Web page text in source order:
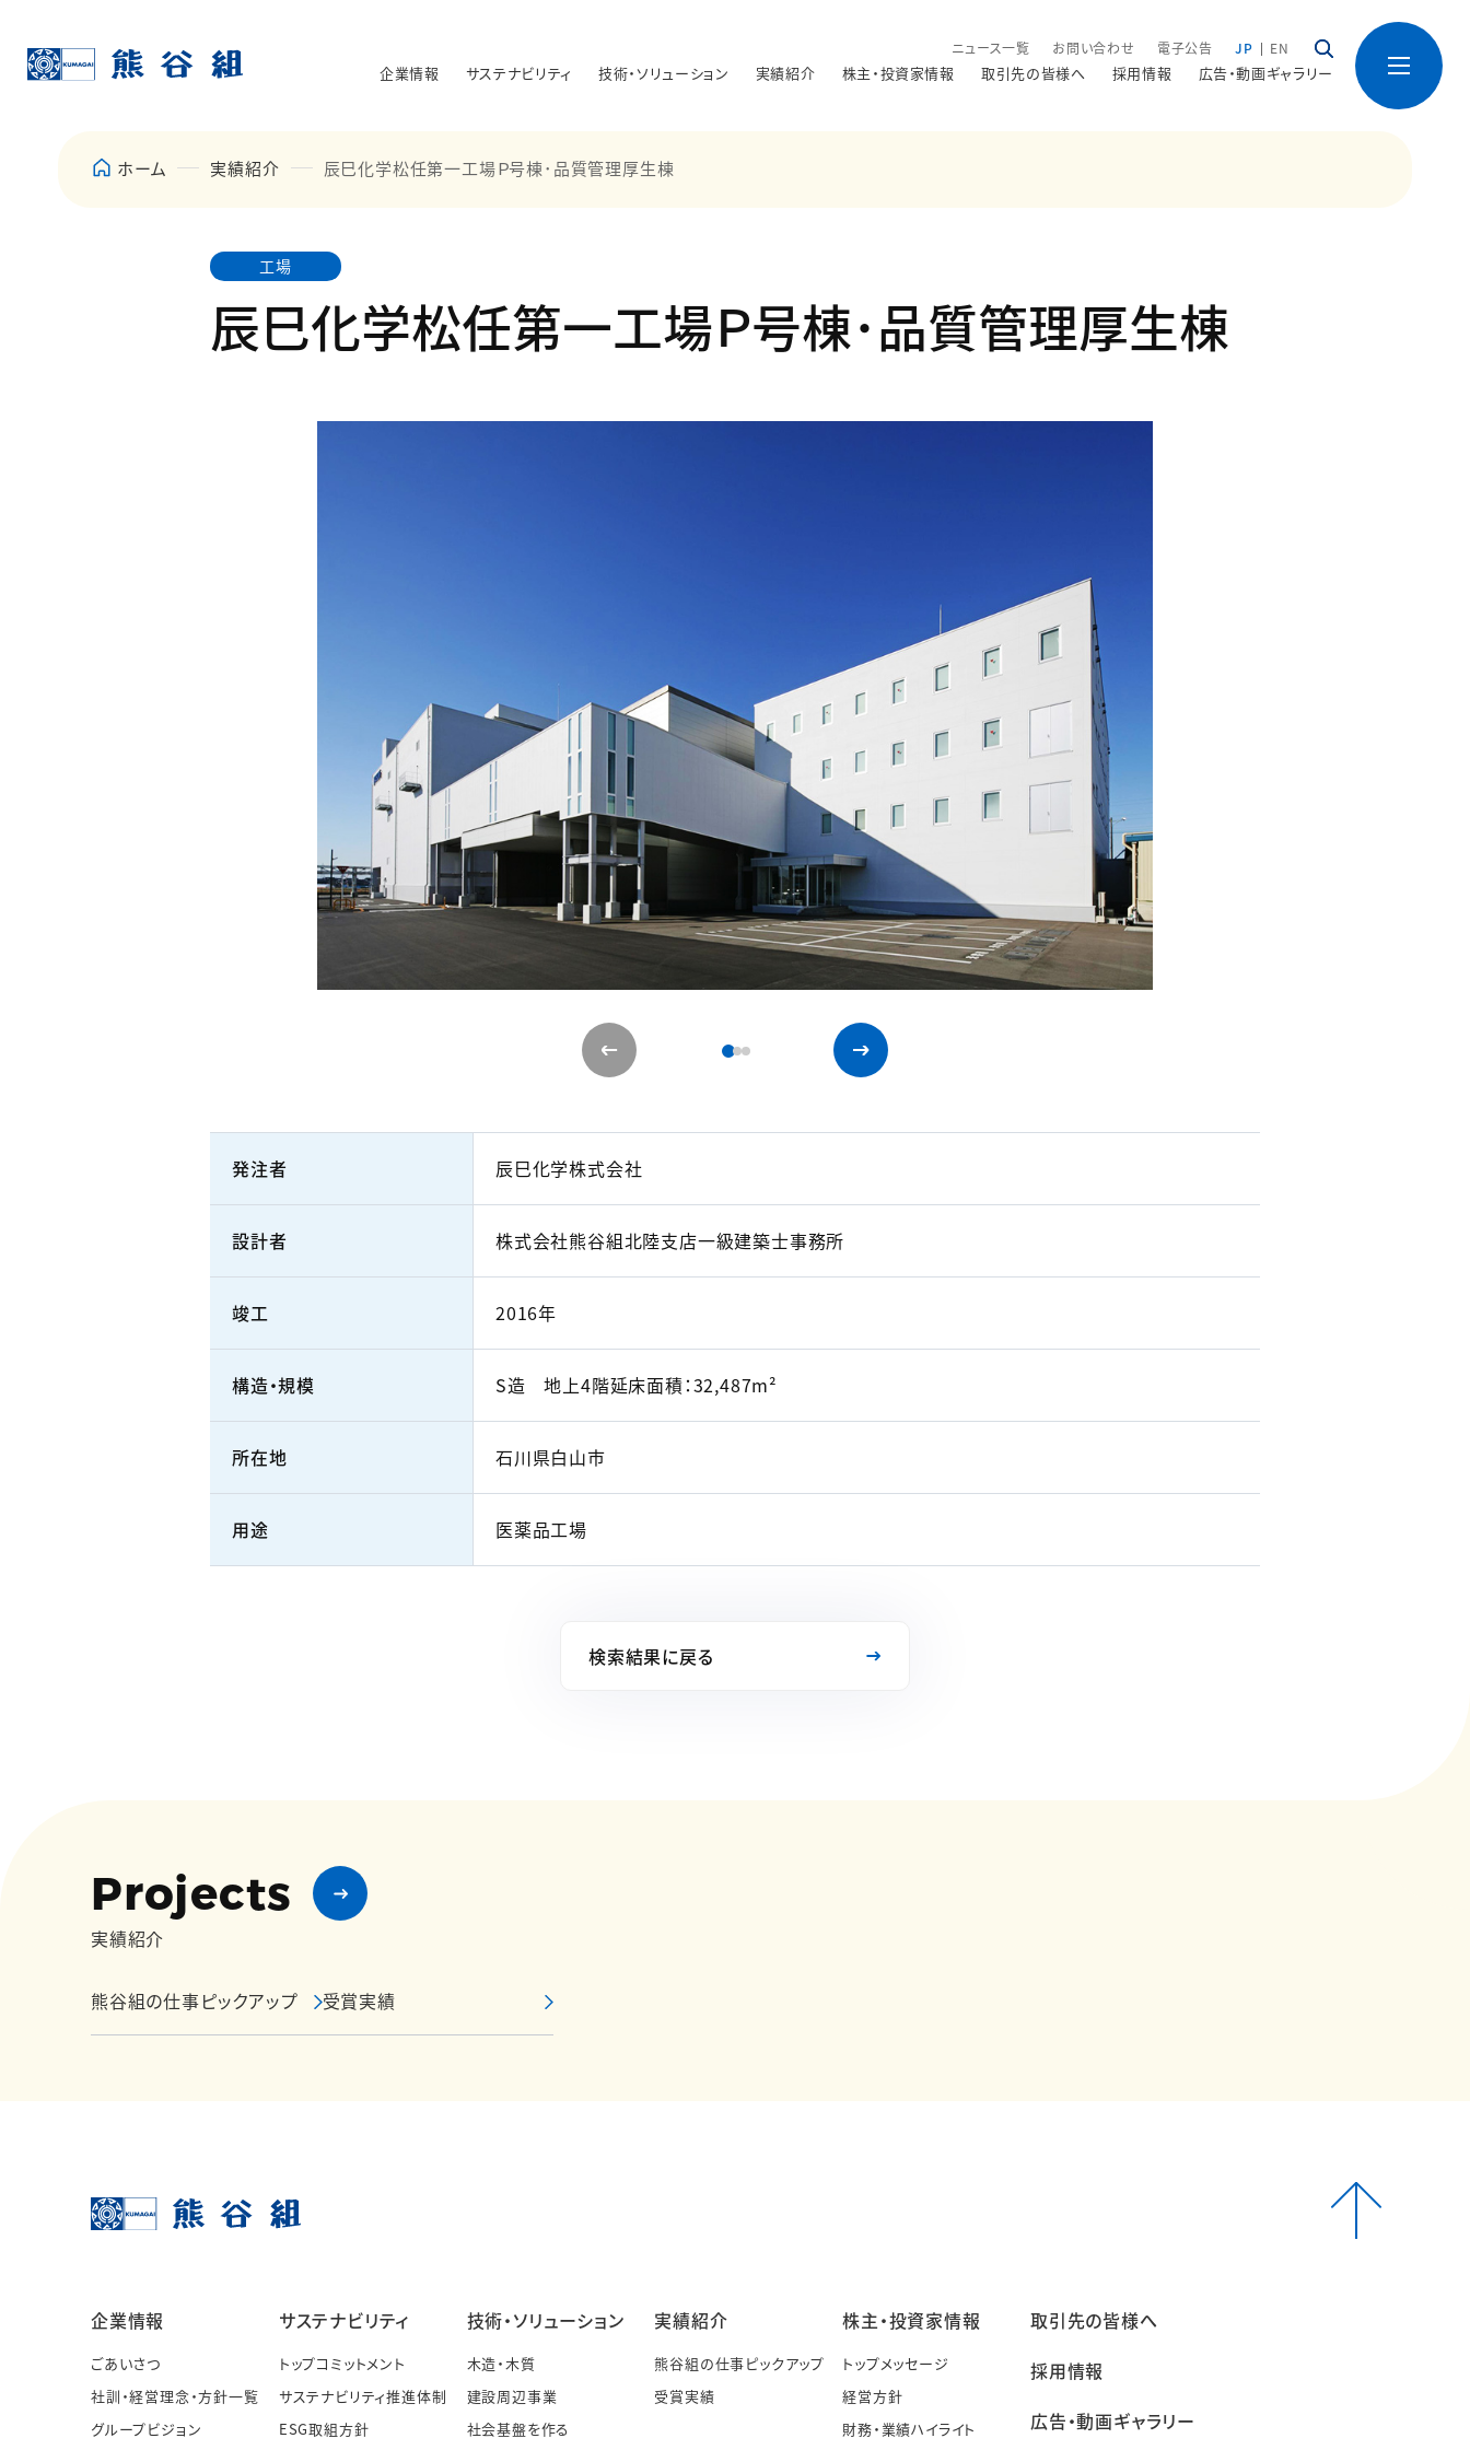
ニュース一覧 お問い合わせ 電子公告 JP EN
企業情報 サステナビリティ 技術・ソリューション 実績紹介 株主・投資家情報 取引先の皆様へ 採用情報 広告・動画ギャラリー
ホーム 実績紹介 辰巳化学松任第一工場Ｐ号棟･品質管理厚生棟
工場
辰巳化学松任第一工場Ｐ号棟･品質管理厚生棟
発注者 辰巳化学株式会社
設計者 株式会社熊谷組北陸支店一級建築士事務所
竣工 2016年
構造・規模 S造 地上4階延床面積：32,487m²
所在地 石川県白山市
用途 医薬品工場
検索結果に戻る
Projects
実績紹介
熊谷組の仕事ピックアップ 受賞実績
企業情報
ごあいさつ
社訓・経営理念・方針一覧
グループビジョン
サステナビリティ
トップコミットメント
サステナビリティ推進体制
ESG取組方針
技術・ソリューション
木造・木質
建設周辺事業
社会基盤を作る
実績紹介
熊谷組の仕事ピックアップ
受賞実績
株主・投資家情報
トップメッセージ
経営方針
財務・業績ハイライト
取引先の皆様へ
採用情報
広告・動画ギャラリー